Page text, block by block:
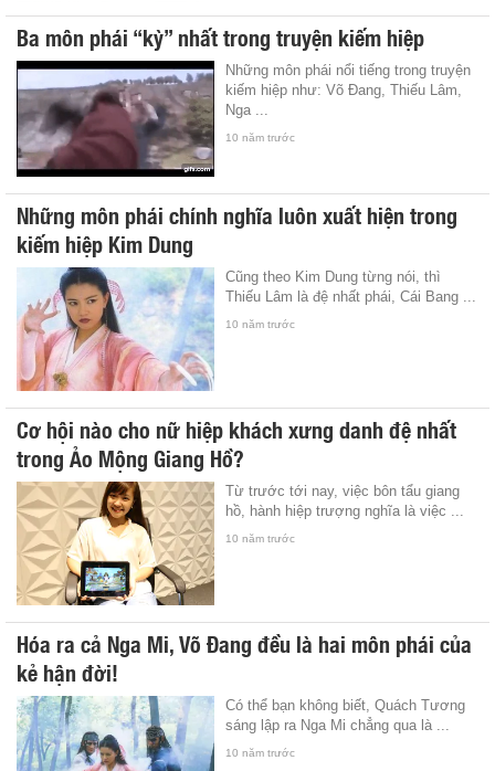
Ba môn phái “kỳ” nhất trong truyện kiếm hiệp
Những môn phái nổi tiếng trong truyện
kiếm hiệp như: Võ Đang, Thiếu Lâm,
Nga ...
10 năm trước
Những môn phái chính nghĩa luôn xuất hiện trong
kiếm hiệp Kim Dung
Cũng theo Kim Dung từng nói, thì
Thiếu Lâm là đệ nhất phái, Cái Bang ...
10 năm trước
Cơ hội nào cho nữ hiệp khách xưng danh đệ nhất
trong Ảo Mộng Giang Hồ?
Từ trước tới nay, việc bôn tẩu giang
hồ, hành hiệp trượng nghĩa là việc ...
10 năm trước
Hóa ra cả Nga Mi, Võ Đang đều là hai môn phái của
kẻ hận đời!
Có thể bạn không biết, Quách Tương
sáng lập ra Nga Mi chẳng qua là ...
10 năm trước